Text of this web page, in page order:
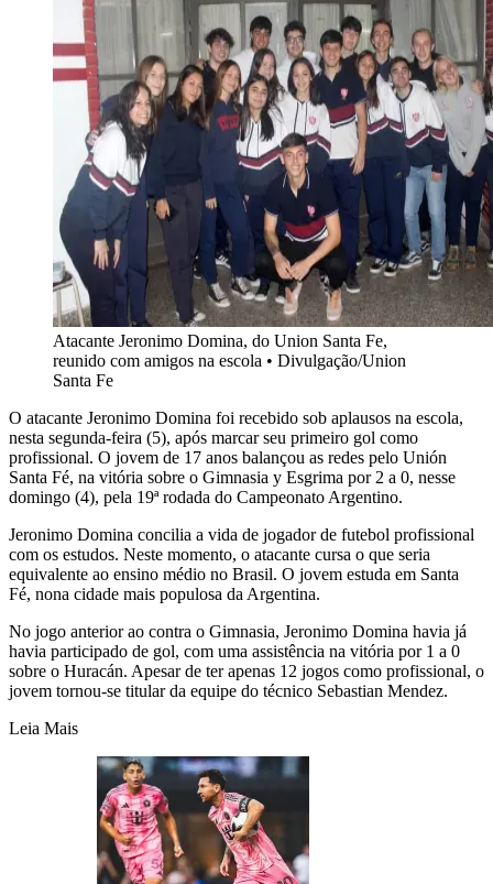
Atacante Jeronimo Domina, do Union Santa Fe,
reunido com amigos na escola • Divulgação/Union
Santa Fe
O atacante Jeronimo Domina foi recebido sob aplausos na escola,
nesta segunda-feira (5), após marcar seu primeiro gol como
profissional. O jovem de 17 anos balançou as redes pelo Unión
Santa Fé, na vitória sobre o Gimnasia y Esgrima por 2 a 0, nesse
domingo (4), pela 19ª rodada do Campeonato Argentino.
Jeronimo Domina concilia a vida de jogador de futebol profissional
com os estudos. Neste momento, o atacante cursa o que seria
equivalente ao ensino médio no Brasil. O jovem estuda em Santa
Fé, nona cidade mais populosa da Argentina.
No jogo anterior ao contra o Gimnasia, Jeronimo Domina havia já
havia participado de gol, com uma assistência na vitória por 1 a 0
sobre o Huracán. Apesar de ter apenas 12 jogos como profissional, o
jovem tornou-se titular da equipe do técnico Sebastian Mendez.
Leia Mais